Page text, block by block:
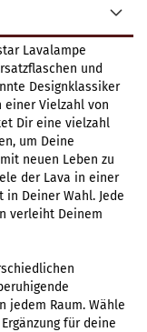
Lavalampe
und
Designklassiker
Vielzahl von
Dir eine vielzahl
um Deine
neuen Leben zu
der Lava in einer
Deiner Wahl. Jede
verleiht Deinem
jedem Raum. Wähle
für deine